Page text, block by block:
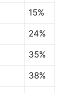
15%
24%
35%
38%